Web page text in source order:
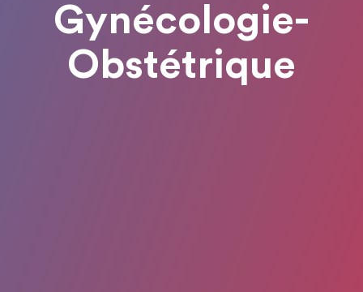
Gynécologie-
Obstétrique